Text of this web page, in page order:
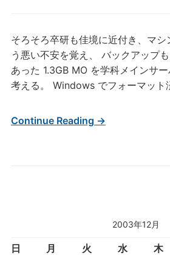
2003年12月
日 月 火 水 木
そろそろ卒研も佳境に近付き、マ
う悪い不安を覚え、 バックアップ
あった 1.3GB MO を学科メインサ
考える。 Windows でフォーマッ
Continue Reading →